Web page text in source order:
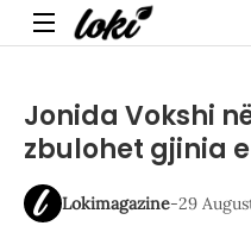
Menu
Jonida Vokshi
zbulohet gjinia
Lokimagazine-29